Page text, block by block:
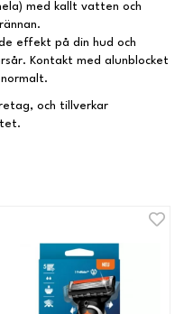
med kallt vatten och
effekt på din hud och
Kontakt med alunblocket
och tillverkar